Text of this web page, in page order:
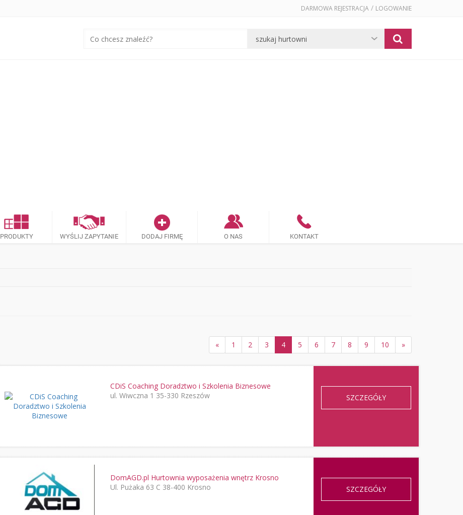
DARMOWA REJESTRACJA / LOGOWANIE
PRODUKTY WYŚLIJ ZAPYTANIE DODAJ FIRMĘ O NAS KONTAKT
« 1 2 3 4 5 6 7 8 9 10 »
CDiS Coaching Doradztwo i Szkolenia Biznesowe
ul. Wiwczna 1 35-330 Rzeszów
SZCZEGÓŁY
DomAGD.pl Hurtownia wyposażenia wnętrz Krosno
Ul. Pużaka 63 C 38-400 Krosno
SZCZEGÓŁY